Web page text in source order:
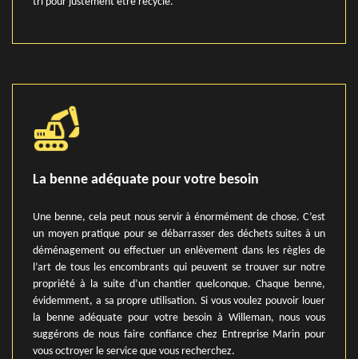
La benne adéquate pour votre besoin
Une benne, cela peut nous servir à énormément de chose. C’est
un moyen pratique pour se débarrasser des déchets suites à un
déménagement ou effectuer un enlèvement dans les règles de
l’art de tous les encombrants qui peuvent se trouver sur notre
propriété à la suite d’un chantier quelconque. Chaque benne,
évidemment, a sa propre utilisation. Si vous voulez pouvoir louer
la benne adéquate pour votre besoin à Willeman, nous vous
suggérons de nous faire confiance chez Entreprise Marin pour
vous octroyer le service que vous recherchez.